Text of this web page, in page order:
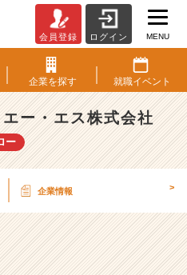
会員登録 ログイン MENU
企業を探す 就職イベント
ー・エス株式会社
ー
企業情報 >